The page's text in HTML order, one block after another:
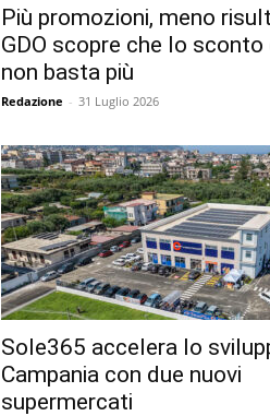
Più promozioni, meno
GDO scopre che lo
non basta più
Redazione - 31 Luglio 2026
Sole365 accelera lo
Campania con due nuovi
supermercati